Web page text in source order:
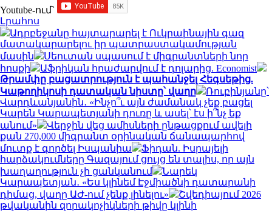
Youtube-ում`
Լրահոս
Ադրբեջանը հայտարարել է Ուկրաինային գազ
մատակարարելու իր պատրաստակամության
մասին
Սեուտան սպասում է միգրանտների նոր
հոսքի
Աֆրիկան ​​հրաժարվում է դոլարից. Economist
Թրամփը բացատրություն է պահանջել Հեգսեթից.
Կաթողիկոսի դատական նիստը՝ վաղը
Ռուբինյանը՝
Վարդևանյանին․ «Ինչո՞ւ այն ժամանակ չեք բացել
Կարեն Կարապետյանի դուռը և ասել՝ էս ի՞նչ եք
անում»
Վերջին վեց ամիսների ընթացքում ավելի
քան 270,000 միգրանտ օրինական ճանապարհով
մուտք է գործել Իսպանիա
Ֆիդան. Իսրայելի
հարձակումները Գազայում ցույց են տալիս, որ այն
խաղաղություն չի ցանկանում
Նարեկ
Կարապետյան․ «Ես կլինեմ Էջմիածնի դատարանի
դիմաց, վաղը ԱԺ-ում չենք լինելու»
Շվեդիայում 2026
թվականին զորակոչիկների թիվը կլինի